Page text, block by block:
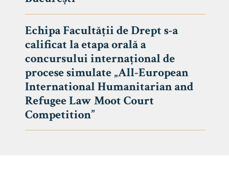
Echipa Facultății de Drept s-a
calificat la etapa orală a
concursului internațional de
procese simulate „All-European
International Humanitarian and
Refugee Law Moot Court
Competition”